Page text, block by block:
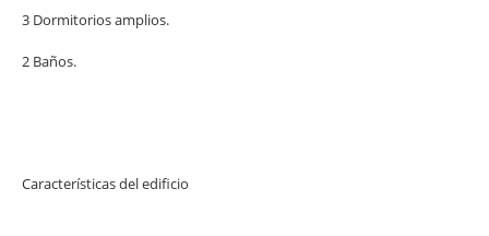
3 Dormitorios amplios.
2 Baños.
Características del edificio